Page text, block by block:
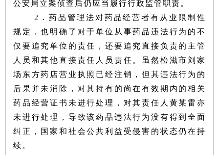
公安局立案侦查后仍应当履行行政监管职责。
2．药品管理法对药品经营者有从业限制性
规定，也明确了对于单位从事药品违法行为的不
仅要追究单位的责任，还要追究直接负责的主管
人员和其他直接责任人员责任。虽然松滋市刘家
场东方药店营业执照已经注销，但其违法行为的
后果并未消除，对其持有的尚在有效期内的相关
药品经营证书未进行处理，对其责任人黄某雷亦
未进行处理，导致该药品违法行为没有得到全面
纠正，国家和社会公共利益受侵害的状态仍在持
续。